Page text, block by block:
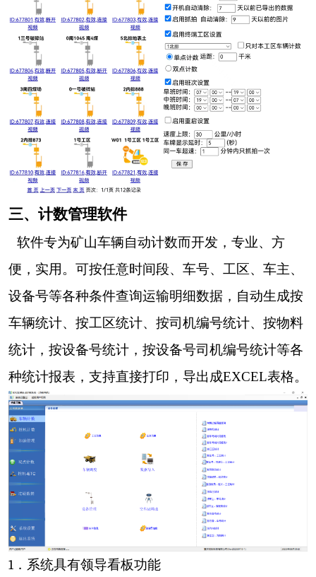
三、计数管理软件
软件专为矿山车辆自动计数而开发，专业、方
便，实用。可按任意时间段、车号、工区、车主、
设备号等各种条件查询运输明细数据，自动生成按
车辆统计、按工区统计、按司机编号统计、 按物料
统计， 按设备号统计，按设备号司机编号统计等各
种统计报表，支持直接打印， 导出成EXCEL表格。
1 ．系统具有领导看板功能